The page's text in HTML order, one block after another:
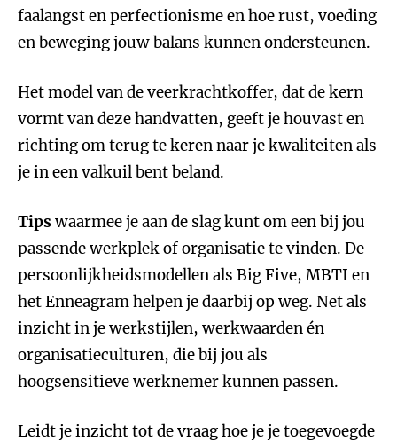
faalangst en perfectionisme en hoe rust, voeding
en beweging jouw balans kunnen ondersteunen.
Het model van de veerkrachtkoffer, dat de kern
vormt van deze handvatten, geeft je houvast en
richting om terug te keren naar je kwaliteiten als
je in een valkuil bent beland.
Tipswaarmee je aan de slag kunt om een bij jou
passende werkplek of organisatie te vinden. De
persoonlijkheidsmodellen als Big Five, MBTI en
het Enneagram helpen je daarbij op weg. Net als
inzicht in je werkstijlen, werkwaarden én
organisatieculturen, die bij jou als
hoogsensitieve werknemer kunnen passen.
Leidt je inzicht tot de vraag hoe je je toegevoegde